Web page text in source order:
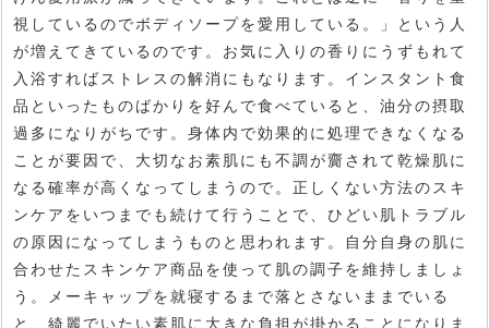
視しているのでボディソープを愛用している。」という人
が増えてきているのです。お気に入りの香りにうずもれて
入浴すればストレスの解消にもなります。インスタント食
品といったものばかりを好んで食べていると、油分の摂取
過多になりがちです。身体内で効果的に処理できなくなる
ことが要因で、大切なお素肌にも不調が齎されて乾燥肌に
なる確率が高くなってしまうので。正しくない方法のスキ
ンケアをいつまでも続けて行うことで、ひどい肌トラブル
の原因になってしまうものと思われます。自分自身の肌に
合わせたスキンケア商品を使って肌の調子を維持しましょ
う。メーキャップを就寝するまで落とさないままでいる
と、綺麗でいたい素肌に大きな負担が掛かることになりま